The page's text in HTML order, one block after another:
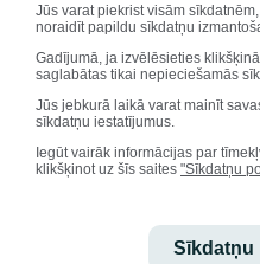
Jūs varat piekrist visām
noraidīt papildu sīkdatņu
Gadījumā, ja izvēlēsieties
saglabātas tikai nepieciešamās
Jūs jebkurā laikā varat mainīt
sīkdatņu iestatījumus.
Iegūt vairāk informācijas par
klikšķinot uz šīs saites "Sīkdatņu
Sīkdatņu
kontāhttps://www.facebook.com/
direktoram 29103945 vai darbvedei
Vecāku iesniegums
Vecāku iesniegums